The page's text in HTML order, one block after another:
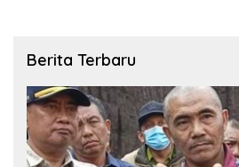
Berita Terbaru